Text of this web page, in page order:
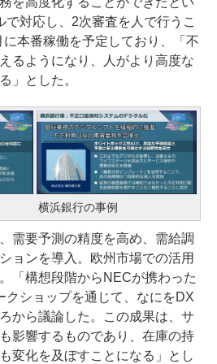
で対応し、2次審査を人で行うこ
本番稼働を予定しており、「不
るようになり、人がより高度な
」とした。
横浜銀行の事例
需要予測の精度を高め、需給調
ョンを導入。欧州市場での活用
「構想段階からNECが携わった
クショップを通じて、なにをDX
から議論した。この成果は、サ
影響するものであり、在庫の持
変化を及ぼすことになる」とし